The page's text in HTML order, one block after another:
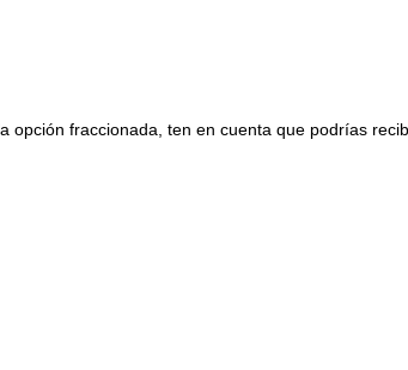
fraccionada, ten en cuenta que podrías